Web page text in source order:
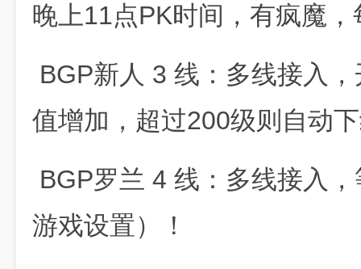
晚上11点PK时间，有疯魔
BGP新人 3 线：多线接入
值增加，超过200级则自动
BGP罗兰 4 线：多线接入
游戏设置）！